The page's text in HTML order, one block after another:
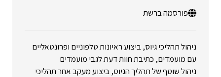
פורסמה ברשת
ניהול תהליכי גיוס, ביצוע ראיונות טלפוניים ופרונטאליים
עם מועמדים, כתיבת חוות דעת לגבי מועמדים
ניהול שוטף של תהליך הגיוס, ביצוע מעקב אחר תהליכי